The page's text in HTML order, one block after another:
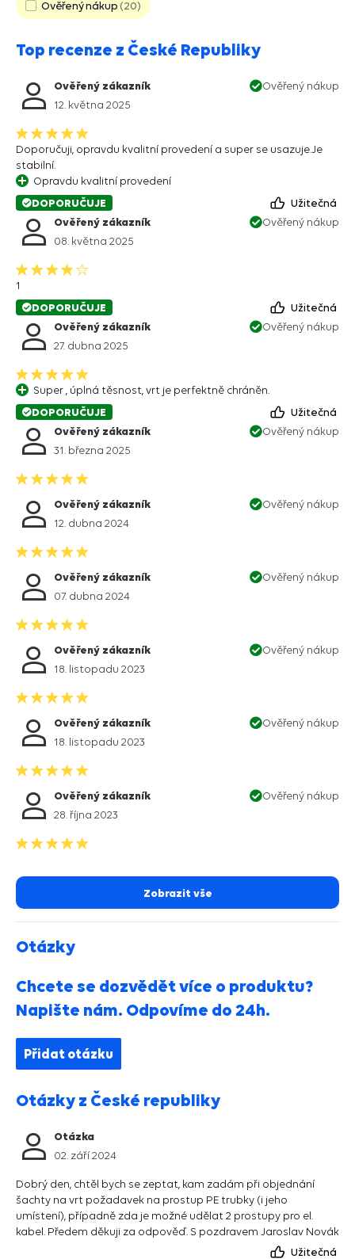
Ověřený nákup 20
Top recenze z České Republiky
Ověřený zákazník
12. května 2025
Ověřený nákup
Doporučuji, opravdu kvalitní provedení a super se usazuje.Je
stabilní.
Opravdu kvalitní provedení
DOPORUČUJE
Užitečná
Ověřený zákazník
08. května 2025
Ověřený nákup
1
DOPORUČUJE
Užitečná
Ověřený zákazník
27. dubna 2025
Ověřený nákup
Super , úplná těsnost, vrt je perfektně chráněn.
DOPORUČUJE
Užitečná
Ověřený zákazník
31. března 2025
Ověřený nákup
Ověřený zákazník
12. dubna 2024
Ověřený nákup
Ověřený zákazník
07. dubna 2024
Ověřený nákup
Ověřený zákazník
18. listopadu 2023
Ověřený nákup
Ověřený zákazník
18. listopadu 2023
Ověřený nákup
Ověřený zákazník
28. října 2023
Ověřený nákup
Zobrazit vše
Otázky
Chcete se dozvědět více o produktu?
Napište nám. Odpovíme do 24h.
Přidat otázku
Otázky z České republiky
Otázka
02. září 2024
Dobrý den, chtěl bych se zeptat, kam zadám při objednání
šachty na vrt požadavek na prostup PE trubky (i jeho
umístení), případně zda je možné udělat 2 prostupy pro el.
kabel. Předem děkuji za odpověď. S pozdravem Jaroslav Novák
Užitečná